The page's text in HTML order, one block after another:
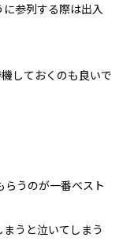
参列する際は出入
しておくのも良いで
らうのが一番ベスト
うと泣いてしまう